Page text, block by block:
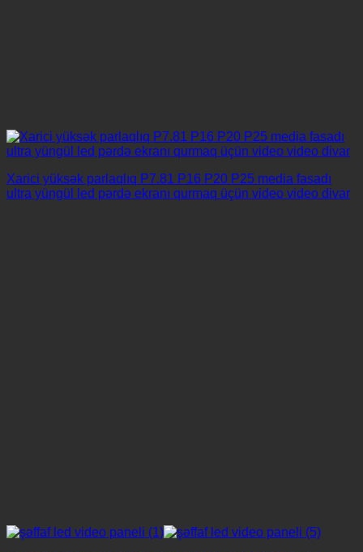
Xarici yüksək parlaqlıq P7.81 P16 P20 P25 ​​media fasadı
ultra yüngül led pərdə ekranı qurmaq üçün video video divar